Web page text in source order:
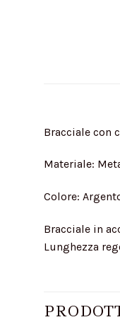
Bracciale con
Materiale:
Colore:
Bracciale in
Lunghezza